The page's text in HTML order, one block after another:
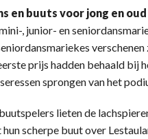
en buuts voor jong en oud
, junior- en
prijs hadden behaald bij
sprongen van het
lieten de
hun scherpe buut over